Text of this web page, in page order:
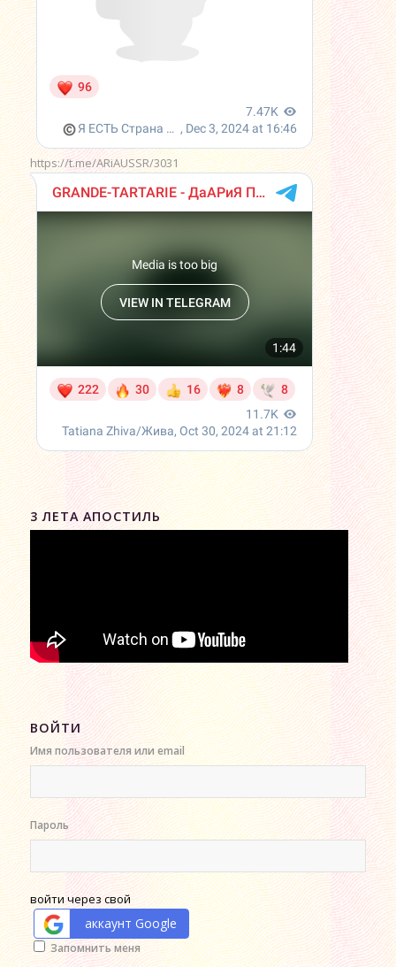
https://t.me/ARiAUSSR/3031
3 ЛЕТА АПОСТИЛЬ
ВОЙТИ
Имя пользователя или email
Пароль
войти через свой
аккаунт Google
Alternative:
Запомнить меня